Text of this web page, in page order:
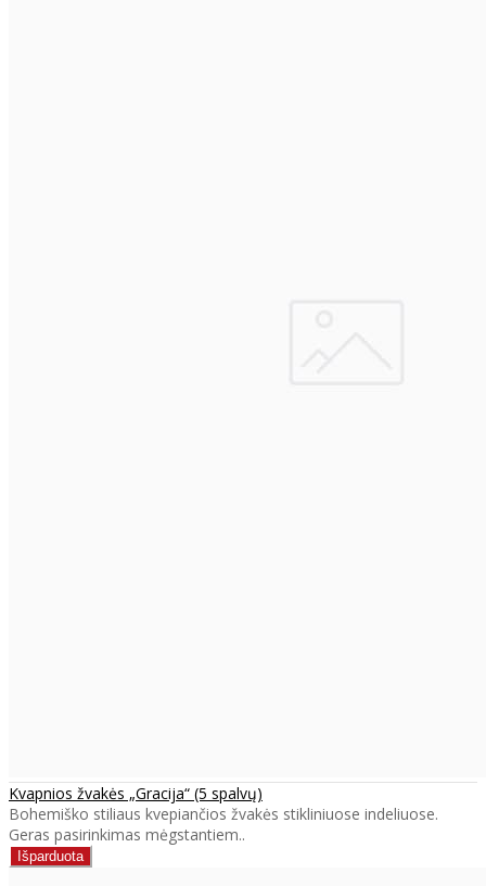
Kvapnios žvakės „Gracija“ (5 spalvų)
Bohemiško stiliaus kvepiančios žvakės stikliniuose indeliuose.
Geras pasirinkimas mėgstantiem..